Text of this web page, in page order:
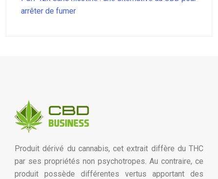
arrêter de fumer
Produit dérivé du cannabis, cet extrait diffère du THC
par ses propriétés non psychotropes. Au contraire, ce
produit possède différentes vertus apportant des